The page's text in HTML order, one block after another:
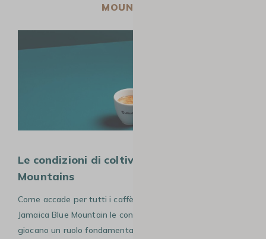
MOUNTAIN?
Le condizioni di coltivazione nelle Blue
Mountains
Come accade per tutti i caffè di alta qualità, anche per il
Jamaica Blue Mountain le condizioni di coltivazione
giocano un ruolo fondamentale nella definizione delle sue